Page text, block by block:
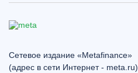
Сетевое издание «Metafinance»
(адрес в сети Интернет - meta.ru)